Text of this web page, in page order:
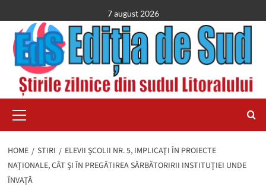
to
content
7 august 2026
Menu
HOME STIRI
ELEVII ŞCOLII NR. 5, IMPLICAŢI ÎN PROIECTE
NAŢIONALE, CÂT ŞI ÎN PREGĂTIREA SĂRBĂTORIRII INSTITUŢIEI UNDE
ÎNVAŢĂ